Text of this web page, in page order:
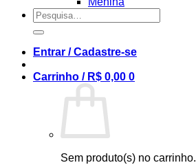
Pesquisar
por:
Entrar / Cadastre-se
Carrinho / R$ 0,00 0
Sem produto(s) no carrinho.